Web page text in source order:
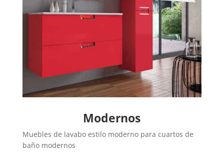
Modernos
Muebles de lavabo estilo moderno para cuartos de
baño modernos